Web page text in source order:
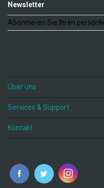
Newsletter
Abonnieren Sie Ihren
Über uns
Services & Support
Kontakt